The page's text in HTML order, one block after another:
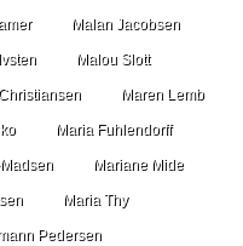
Malan Jacobsen
Malou Slott
Maren Lemb
Maria Fuhlendorff
Mariane Mide
Maria Thy
Pedersen